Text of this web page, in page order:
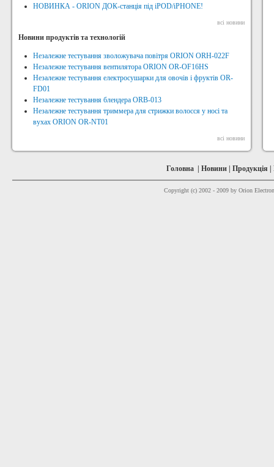
НОВИНКА - ORION ДОК-станція під iPOD/iPHONE!
всі новини
Новини продуктів та технологій
Незалежне тестування зволожувача повітря ORION ORH-022F
Незалежне тестування вентилятора ORION OR-OF16HS
Незалежне тестування електросушарки для овочів і фруктів OR-
FD01
Незалежне тестування блендера ORB-013
Незалежне тестування триммера для стрижки волосся у носі та
вухах ORION OR-NT01
всі новини
Головна Новини Продукція
Copyright (c) 2002 - 2009 by Orion